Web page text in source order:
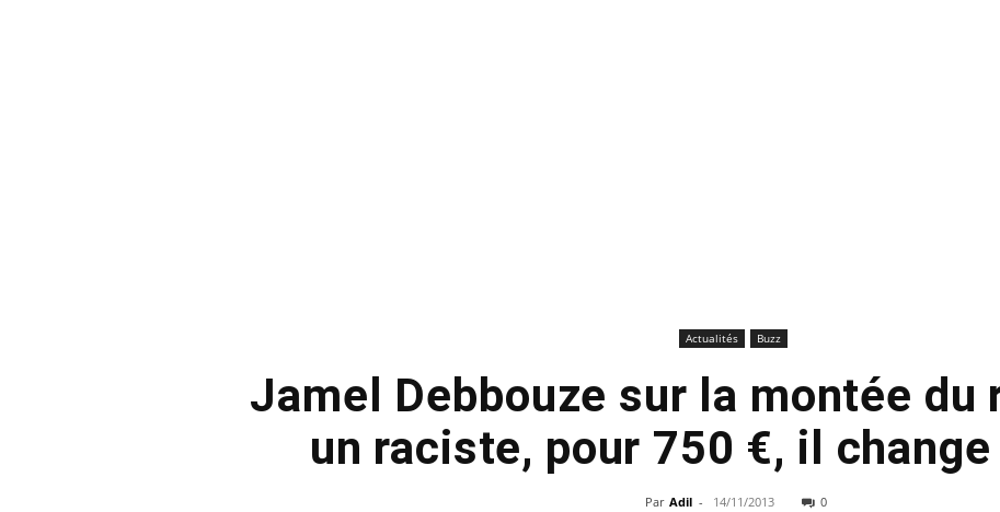
Actualités Buzz
Jamel Debbouze sur la montée du
un raciste, pour 750 €, il change
Par Adil - 14/11/2013 0